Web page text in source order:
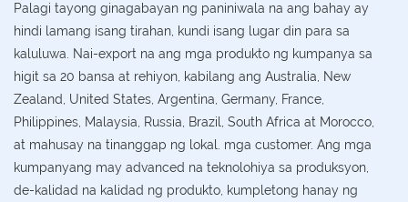
Palagi tayong ginagabayan ng paniniwala na ang bahay ay
hindi lamang isang tirahan, kundi isang lugar din para sa
kaluluwa. Nai-export na ang mga produkto ng kumpanya sa
higit sa 20 bansa at rehiyon, kabilang ang Australia, New
Zealand, United States, Argentina, Germany, France,
Philippines, Malaysia, Russia, Brazil, South Africa at Morocco,
at mahusay na tinanggap ng lokal. mga customer. Ang mga
kumpanyang may advanced na teknolohiya sa produksyon,
de-kalidad na kalidad ng produkto, kumpletong hanay ng